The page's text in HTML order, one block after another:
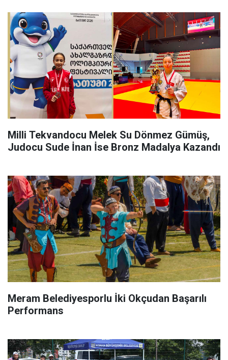
Milli Tekvandocu Melek Su Dönmez Gümüş,
Judocu Sude İnan İse Bronz Madalya Kazandı
Meram Belediyesporlu İki Okçudan Başarılı
Performans